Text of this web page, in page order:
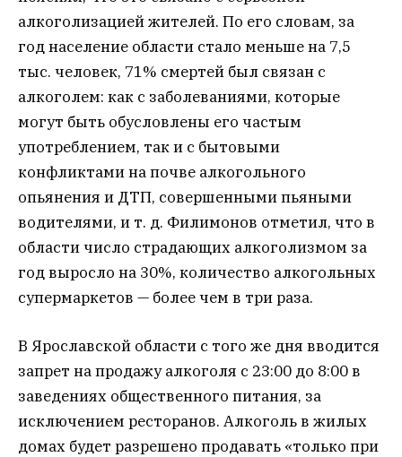
алкоголизацией жителей. По его словам, за
год население области стало меньше на 7,5
тыс. человек, 71% смертей был связан с
алкоголем: как с заболеваниями, которые
могут быть обусловлены его частым
употреблением, так и с бытовыми
конфликтами на почве алкогольного
опьянения и ДТП, совершенными пьяными
водителями, и т. д. Филимонов отметил, что в
области число страдающих алкоголизмом за
год выросло на 30%, количество алкогольных
супермаркетов — более чем в три раза.
В Ярославской области с того же дня вводится
запрет на продажу алкоголя с 23:00 до 8:00 в
заведениях общественного питания, за
исключением ресторанов. Алкоголь в жилых
домах будет разрешено продавать «только при